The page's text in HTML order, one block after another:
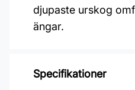
djupaste urskog
ängar.
Specifikationer